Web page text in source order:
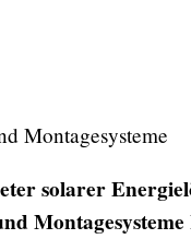
Montagesysteme
solarer